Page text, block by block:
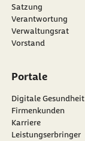
Satzung
Verantwortung
Verwaltungsrat
Vorstand
Portale
Digitale Gesundheit
Firmenkunden
Karriere
Leistungserbringer